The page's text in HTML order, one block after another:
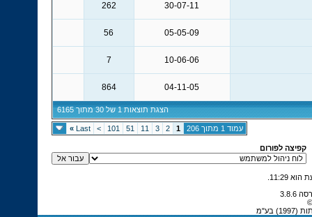
30-07-11
262
05-05-09
56
10-06-06
7
04-11-05
864
הצגת תוצאות 1 של 30 מתוך 6165
עמוד 1 מתוך 206 1
2
3
11
51
101
>
Last
»
קפיצה לפורום
11:29
בע"מ